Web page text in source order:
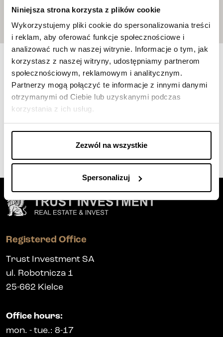
Niniejsza strona korzysta z plików cookie
Wykorzystujemy pliki cookie do spersonalizowania treści
i reklam, aby oferować funkcje społecznościowe i
analizować ruch w naszej witrynie. Informacje o tym, jak
korzystasz z naszej witryny, udostępniamy partnerom
społecznościowym, reklamowym i analitycznym.
Partnerzy mogą połączyć te informacje z innymi danymi
otrzymanymi od Ciebie lub uzyskanymi podczas
korzystania z ich usług.
Zezwól na wszystkie
Spersonalizuj
Gallery
Registered Office
Trust Investment SA
ul. Robotnicza 1
25-662 Kielce
Office hours:
mon. -tue.: 8-17